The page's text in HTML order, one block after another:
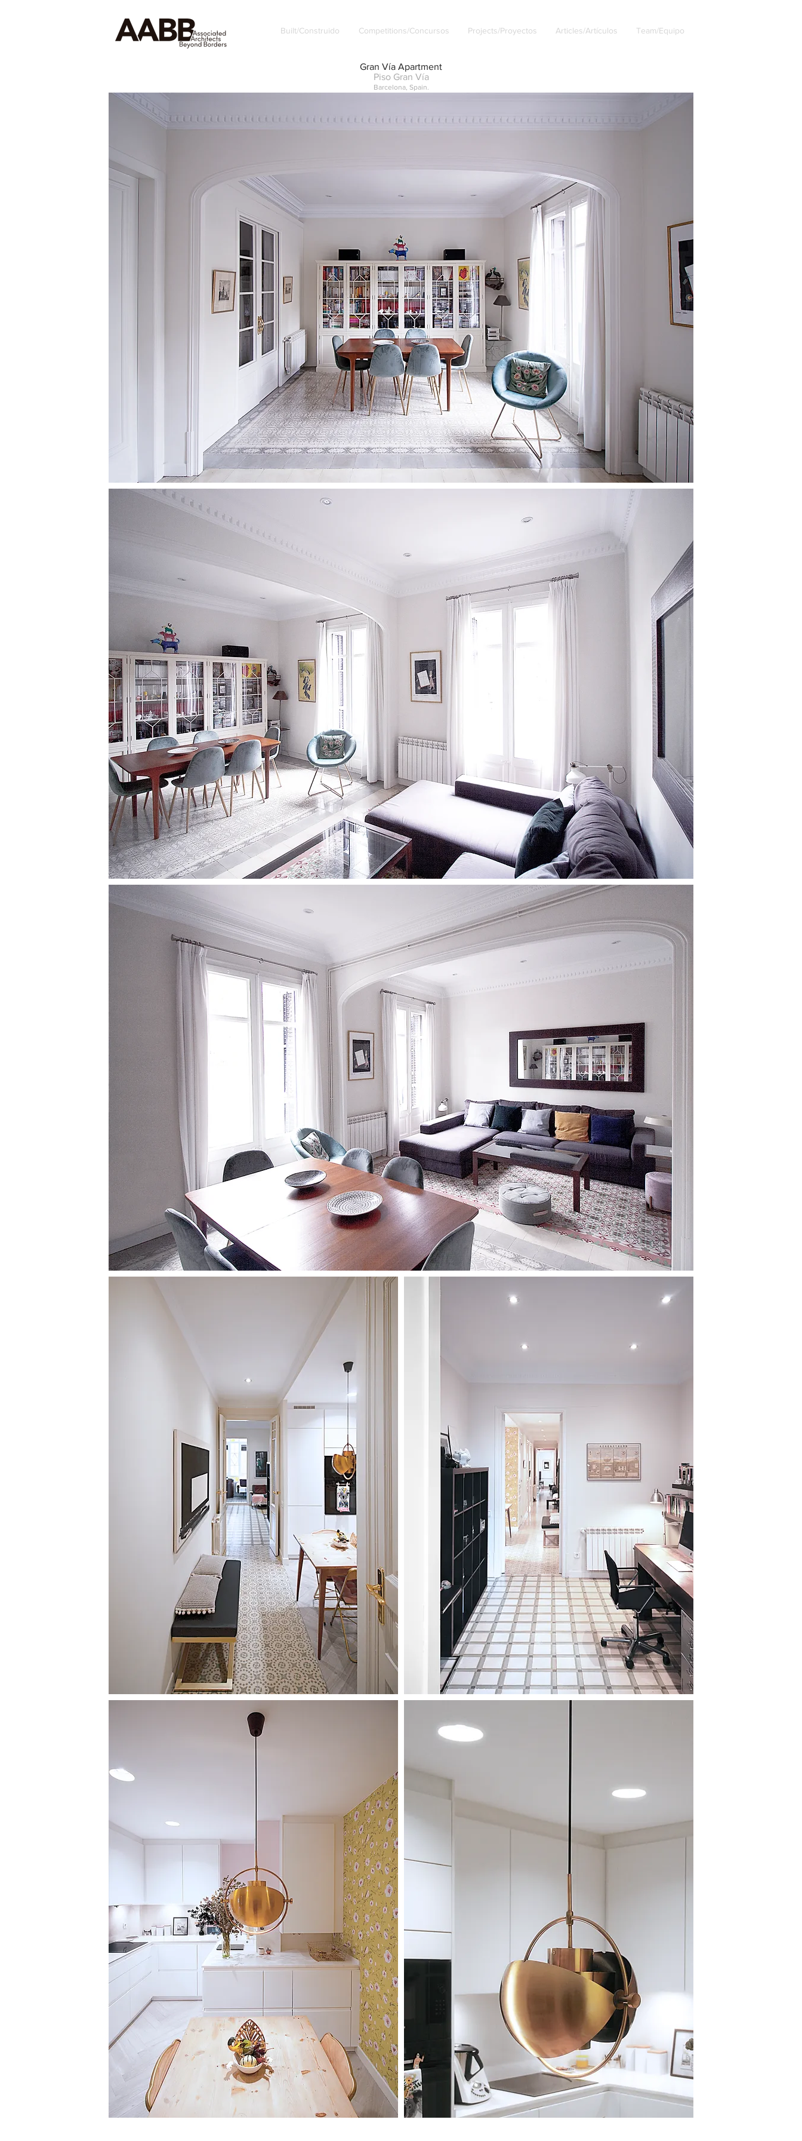
Built/Construido Competitions/Concursos Projects/Proyectos Articles/Artículos Team/Equipo
Gran Vía Apartment
Piso Gran Vía
Barcelona, Spain.